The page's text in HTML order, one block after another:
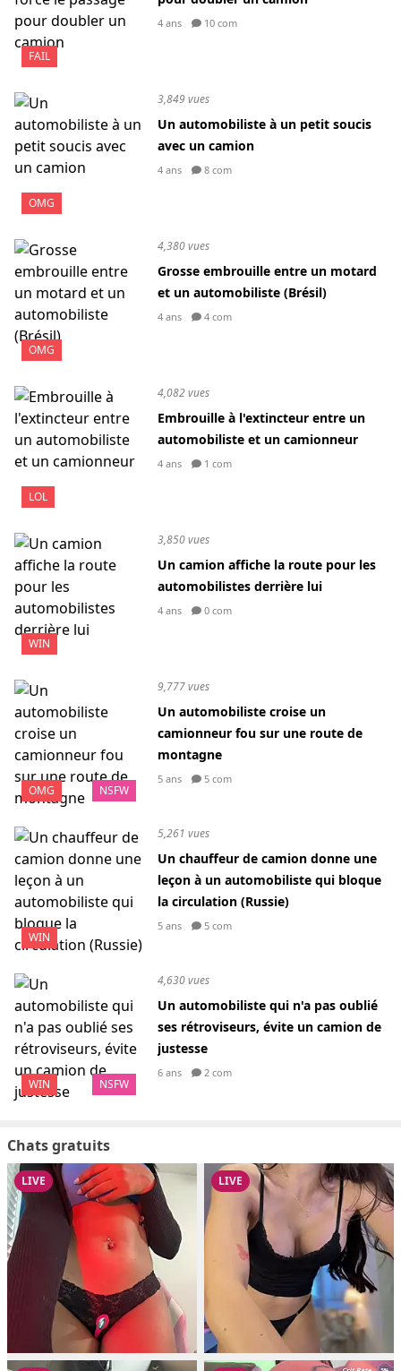
FAIL
4 ans 10 com
OMG
3,849 vues
Un automobiliste à un petit soucis
avec un camion
4 ans 8 com
OMG
4,380 vues
Grosse embrouille entre un motard
et un automobiliste (Brésil)
4 ans 4 com
LOL
4,082 vues
Embrouille à l'extincteur entre un
automobiliste et un camionneur
4 ans 1 com
WIN
3,850 vues
Un camion affiche la route pour les
automobilistes derrière lui
4 ans 0 com
OMG NSFW
9,777 vues
Un automobiliste croise un
camionneur fou sur une route de
montagne
5 ans 5 com
WIN
5,261 vues
Un chauffeur de camion donne une
leçon à un automobiliste qui bloque
la circulation (Russie)
5 ans 5 com
WIN NSFW
4,630 vues
Un automobiliste qui n'a pas oublié
ses rétroviseurs, évite un camion de
justesse
6 ans 2 com
Chats gratuits